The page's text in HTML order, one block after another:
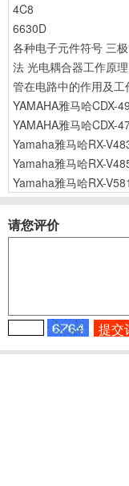
4C8
6630D
各种电子元件符号 三
法 光电耦合器工作原理
管在电路中的作用及工
YAMAHA雅马哈CDX-
YAMAHA雅马哈CDX-
Yamaha雅马哈RX-
Yamaha雅马哈RX-
Yamaha雅马哈RX-
请您评价